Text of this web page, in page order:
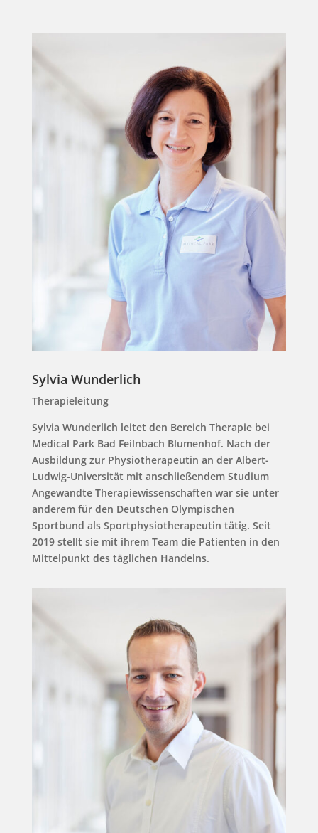
Sylvia Wunderlich
Therapieleitung
Sylvia Wunderlich leitet den Bereich Therapie bei
Medical Park Bad Feilnbach Blumenhof. Nach der
Ausbildung zur Physiotherapeutin an der Albert-
Ludwig-Universität mit anschließendem Studium
Angewandte Therapiewissenschaften war sie unter
anderem für den Deutschen Olympischen
Sportbund als Sportphysiotherapeutin tätig. Seit
2019 stellt sie mit ihrem Team die Patienten in den
Mittelpunkt des täglichen Handelns.